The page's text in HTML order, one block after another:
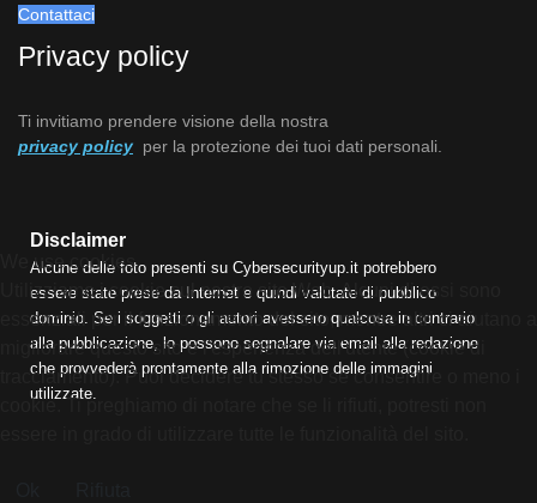
Contattaci
Privacy policy
Ti invitiamo prendere visione della nostra
privacy policy per la protezione dei tuoi dati personali.
Disclaimer
Alcune delle foto presenti su Cybersecurityup.it potrebbero
essere state prese da Internet e quindi valutate di pubblico
dominio. Se i soggetti o gli autori avessero qualcosa in contrario
alla pubblicazione, lo possono segnalare via email alla redazione
che provvederà prontamente alla rimozione delle immagini
utilizzate.
We use cookies
Utilizziamo i cookie sul nostro sito Web. Alcuni di essi sono
essenziali per il funzionamento del sito, mentre altri ci aiutano a
migliorare questo sito e l'esperienza dell'utente (cookie di
tracciamento). Puoi decidere tu stesso se consentire o meno i
cookie. Ti preghiamo di notare che se li rifiuti, potresti non